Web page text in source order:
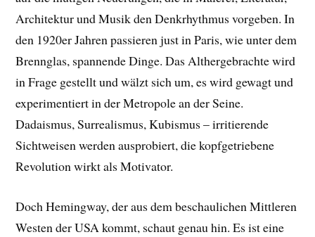
Architektur und Musik den Denkrhythmus vorgeben. In
den 1920er Jahren passieren just in Paris, wie unter dem
Brennglas, spannende Dinge. Das Althergebrachte wird
in Frage gestellt und wälzt sich um, es wird gewagt und
experimentiert in der Metropole an der Seine.
Dadaismus, Surrealismus, Kubismus – irritierende
Sichtweisen werden ausprobiert, die kopfgetriebene
Revolution wirkt als Motivator.
Doch Hemingway, der aus dem beschaulichen Mittleren
Westen der USA kommt, schaut genau hin. Es ist eine